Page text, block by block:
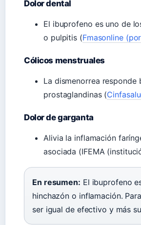
Dolor dental
El ibuprofeno es uno de
o pulpitis (Fmasonline
Cólicos menstruales
La dismenorrea
prostaglandinas (
Dolor de garganta
Alivia la inflamación
asociada (IFEMA
En resumen: El ibuprofeno
hinchazón o inflamación.
ser igual de efectivo y más